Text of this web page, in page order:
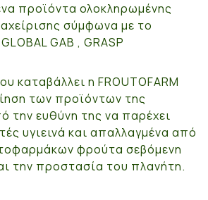
προϊόντα ολοκληρωμένης
σύμφωνα με το
GAB , GRASP
καταβάλλει η FROUTOFARM
των προϊόντων της
την ευθύνη της να παρέχει
υγιεινά και απαλλαγμένα από
φρούτα σεβόμενη
την προστασία του πλανήτη.